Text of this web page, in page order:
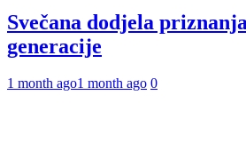
Svečana dodjela
generacije
1 month ago1 month ago 0